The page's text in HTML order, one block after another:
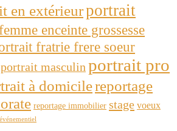
en extérieurportrait
enceinte grossesse
fratrie frere soeur
portrait masculin portrait pro
à domicilereportage
reportage immobilier stage voeux
événementiel